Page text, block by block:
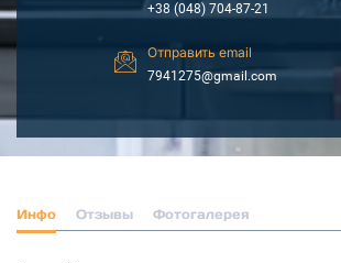
+38 (048) 704-87-21
Отправить email
7941275@gmail.com
Инфо Отзывы Фотогалерея